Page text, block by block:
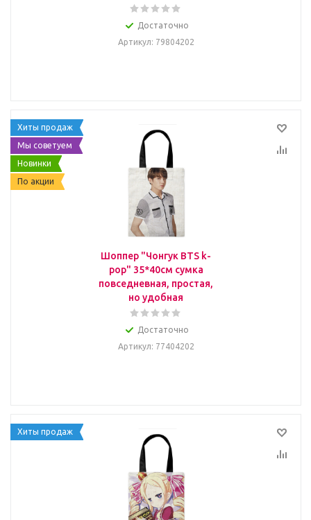
Достаточно
Артикул: 79804202
Хиты продаж
Мы советуем
Новинки
По акции
Шоппер "Чонгук BTS k-
pop" 35*40см сумка
повседневная, простая,
но удобная
Достаточно
Артикул: 77404202
Хиты продаж